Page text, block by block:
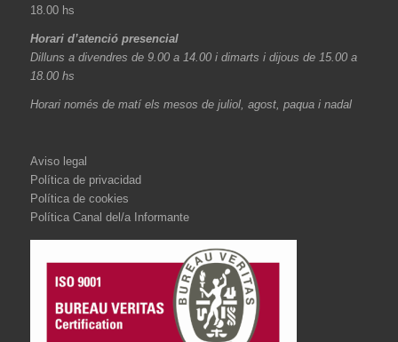
18.00 hs
Horari d’atenció presencial
Dilluns a divendres de 9.00 a 14.00 i dimarts i dijous de 15.00 a
18.00 hs
Horari només de matí els mesos de juliol, agost, paqua i nadal
Aviso legal
Política de privacidad
Política de cookies
Política Canal del/a Informante